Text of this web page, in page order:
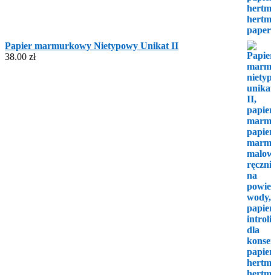
Papier marmurkowy Nietypowy Unikat II
38.00 zł